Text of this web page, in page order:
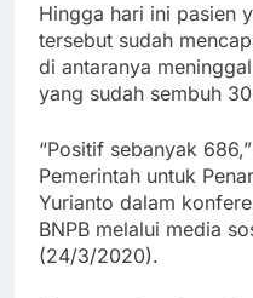
Hingga hari ini pasien
tersebut sudah
di antaranya
yang sudah sembuh
“Positif sebanyak
Pemerintah untuk
Yurianto dalam
BNPB melalui media
(24/3/2020).